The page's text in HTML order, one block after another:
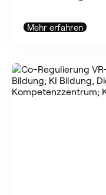
Mehr erfahren